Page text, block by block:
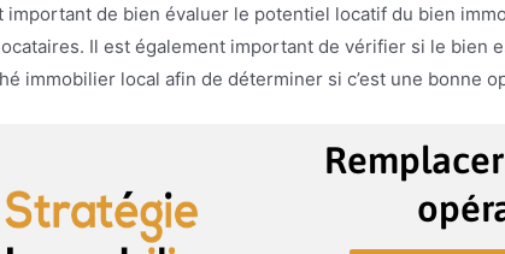
important de bien évaluer le potentiel locatif du bien
Il est également important de vérifier si le bien
immobilier local afin de déterminer si c’est une bonne